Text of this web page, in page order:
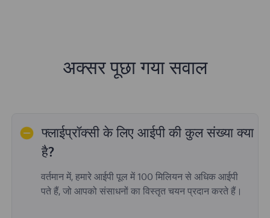
अक्सर पूछा गया सवाल
फ्लाईप्रॉक्सी के लिए आईपी की कुल संख्या क्या
है?
वर्तमान में, हमारे आईपी पूल में 100 मिलियन से अधिक आईपी
पते हैं, जो आपको संसाधनों का विस्तृत चयन प्रदान करते हैं।